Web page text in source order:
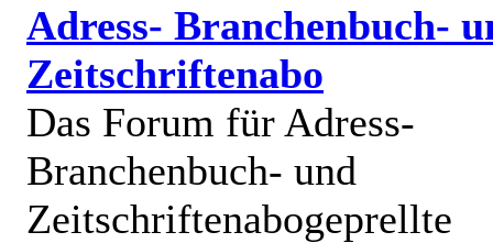
Adress- Branchenbuch-
Zeitschriftenabo
Das Forum für Adress-
Branchenbuch- und
Zeitschriftenabogeprellte